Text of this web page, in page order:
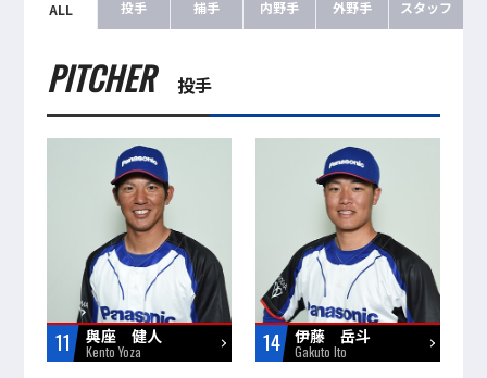
ALL 投手 捕手 内野手 外野手 スタッフ
PITCHER 投手
11 與座 健人
Kento Yoza 14 伊藤 岳斗
Gakuto Ito